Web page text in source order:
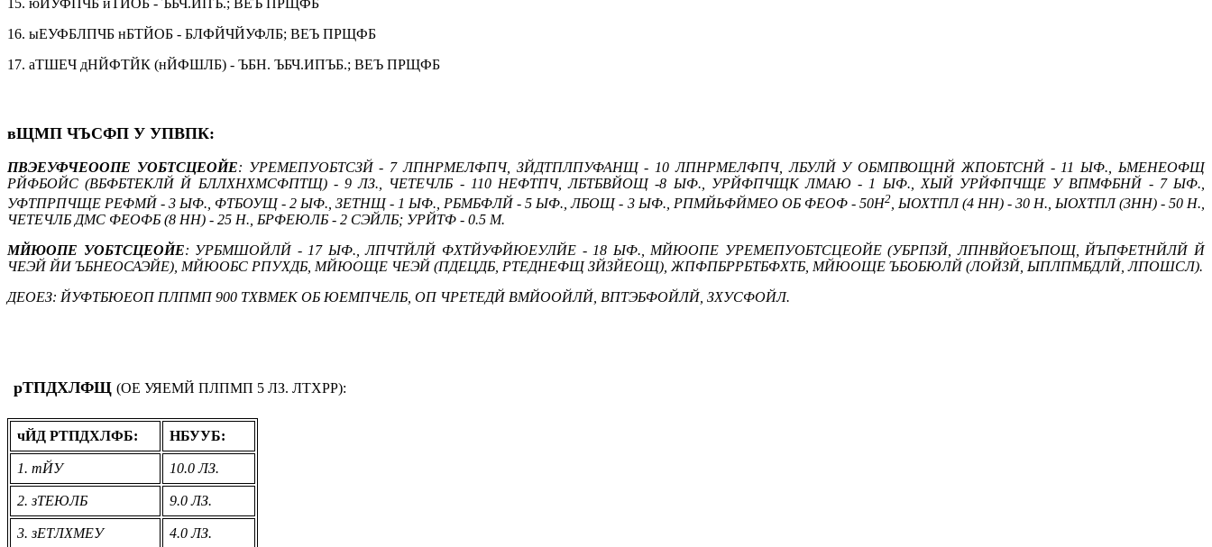
15. юЙУФПЧБ йТЙОБ - ЪБЧ.ИПЪ.; ВЕЪ ПРЩФБ
16. ыЕУФБЛПЧБ нБТЙОБ - БЛФЙЧЙУФЛБ; ВЕЪ ПРЩФБ
17. аТШЕЧ дНЙФТЙК (нЙФШЛБ) - ЪБН. ЪБЧ.ИПЪБ.; ВЕЪ ПРЩФБ
вЩМП ЧЪСФП У УПВПК:
ПВЭЕУФЧЕООПЕ УОБТСЦЕОЙЕ: УРЕМЕПУОБТСЗЙ - 7 ЛПНРМЕЛФПЧ, ЗЙДТПЛПУФАНЩ - 10 ЛПНРМЕЛФПЧ, ЛБУЛЙ У ОБМПВОЩНЙ ЖПОБТСНЙ - 11 ЫФ., ЬМЕНЕОФЩ
РЙФБОЙС (ВБФБТЕКЛЙ Й БЛЛХНХМСФПТЩ) - 9 ЛЗ., ЧЕТЕЧЛБ - 110 НЕФТПЧ, ЛБТБВЙОЩ -8 ЫФ., УРЙФПЧЩК ЛМАЮ - 1 ЫФ., ХЫЙ УРЙФПЧЩЕ У ВПМФБНЙ - 7 ЫФ.,
УФТПРПЧЩЕ РЕФМЙ - 3 ЫФ., ФТБОУЩ - 2 ЫФ., ЗЕТНЩ - 1 ЫФ., РБМБФЛЙ - 5 ЫФ., ЛБОЩ - 3 ЫФ., РПМЙЬФЙМЕО ОБ ФЕОФ - 50Н2 , ЫОХТПЛ (4 НН) - 30 Н., ЫОХТПЛ (3НН) - 50 Н.,
ЧЕТЕЧЛБ ДМС ФЕОФБ (8 НН) - 25 Н., БРФЕЮЛБ - 2 СЭЙЛБ; УРЙТФ - 0.5 М.
МЙЮОПЕ УОБТСЦЕОЙЕ: УРБМШОЙЛЙ - 17 ЫФ., ЛПЧТЙЛЙ ФХТЙУФЙЮЕУЛЙЕ - 18 ЫФ., МЙЮОПЕ УРЕМЕПУОБТСЦЕОЙЕ (УБРПЗЙ, ЛПНВЙОЕЪПОЩ, ЙЪПФЕТНЙЛЙ Й
ЧЕЭЙ ЙИ ЪБНЕОСАЭЙЕ), МЙЮОБС РПУХДБ, МЙЮОЩЕ ЧЕЭЙ (ПДЕЦДБ, РТЕДНЕФЩ ЗЙЗЙЕОЩ), ЖПФПБРРБТБФХТБ, МЙЮОЩЕ ЪБОБЮЛЙ (ЛОЙЗЙ, ЫПЛПМБДЛЙ, ЛПОШСЛ).
ДЕОЕЗ: ЙУФТБЮЕОП ПЛПМП 900 ТХВМЕК ОБ ЮЕМПЧЕЛБ, ОП ЧРЕТЕДЙ ВМЙООЙЛЙ, ВПТЭБФОЙЛЙ, ЗХУСФОЙЛ.
рТПДХЛФЩ (ОЕ УЯЕМЙ ПЛПМП 5 ЛЗ. ЛТХРР):
чЙД РТПДХЛФБ: НБУУБ:
1. тЙУ 10.0 ЛЗ.
2. зТЕЮЛБ 9.0 ЛЗ.
3. зЕТЛХМЕУ 4.0 ЛЗ.